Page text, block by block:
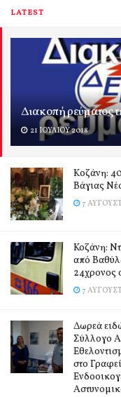
LATEST
Διακοπή ρεύματος
21 ΙΟΥΛΊΟΥ 2018
Kοζάνη:
Βάγιας
7
Κοζάνη:
από
24χρονος
7
Δωρεά
Σύλλογο
στο